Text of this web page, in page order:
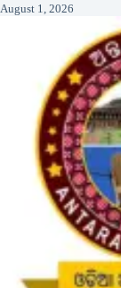
August 1, 2026